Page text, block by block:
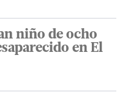
niño de ocho
en El